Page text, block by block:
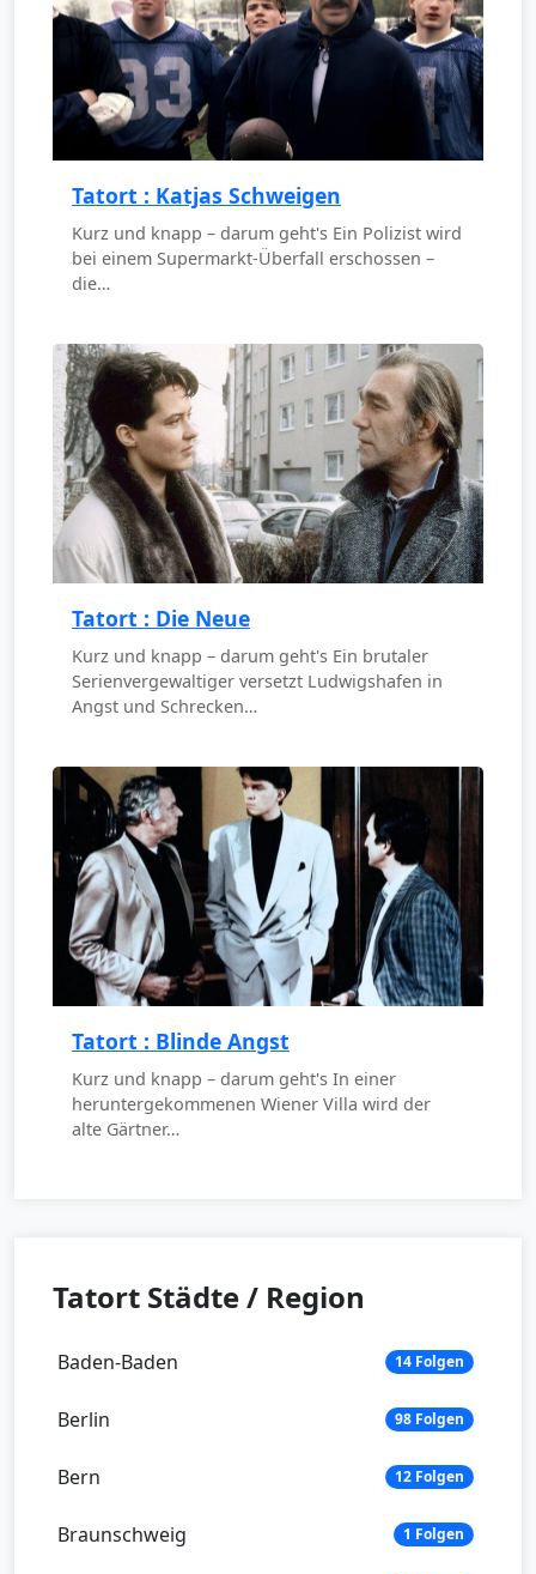
Tatort : Katjas Schweigen
Kurz und knapp – darum geht's Ein Polizist wird
bei einem Supermarkt-Überfall erschossen –
die…
Tatort : Die Neue
Kurz und knapp – darum geht's Ein brutaler
Serienvergewaltiger versetzt Ludwigshafen in
Angst und Schrecken…
Tatort : Blinde Angst
Kurz und knapp – darum geht's In einer
heruntergekommenen Wiener Villa wird der
alte Gärtner…
Tatort Städte / Region
Baden-Baden 14 Folgen
Berlin 98 Folgen
Bern 12 Folgen
Braunschweig 1 Folgen